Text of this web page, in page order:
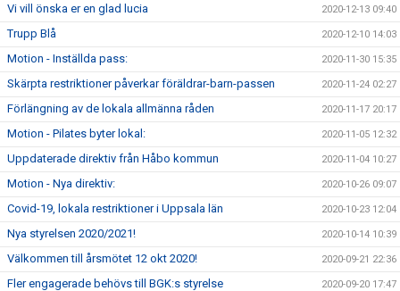
Vi vill önska er en glad lucia 2020-12-13 09:40
Trupp Blå 2020-12-10 14:03
Motion - Inställda pass: 2020-11-30 15:35
Skärpta restriktioner påverkar föräldrar-barn-passen 2020-11-24 02:27
Förlängning av de lokala allmänna råden 2020-11-17 20:17
Motion - Pilates byter lokal: 2020-11-05 12:32
Uppdaterade direktiv från Håbo kommun 2020-11-04 10:27
Motion - Nya direktiv: 2020-10-26 09:07
Covid-19, lokala restriktioner i Uppsala län 2020-10-23 12:04
Nya styrelsen 2020/2021! 2020-10-14 10:39
Välkommen till årsmötet 12 okt 2020! 2020-09-21 22:36
Fler engagerade behövs till BGK:s styrelse 2020-09-20 17:47